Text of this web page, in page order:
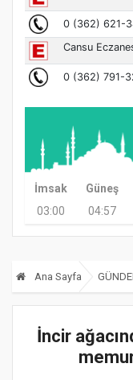
İmsak Güneş
03:00
04:57
Ana Sayfa
İncir